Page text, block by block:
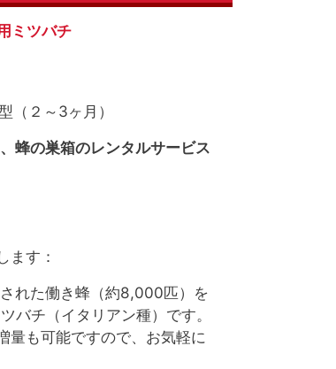
ミツバチ
（２～3ヶ月）
蜂の巣箱のレンタルサービス
ます：
れた働き蜂（約8,000匹）を
バチ（イタリアン種）です。
量も可能ですので、お気軽に